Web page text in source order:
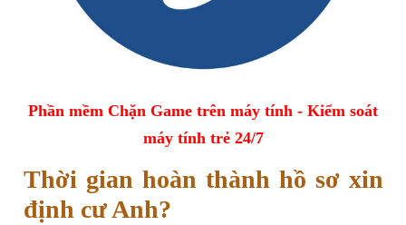
Phần mềm Chặn Game trên máy tính - Kiểm soát
máy tính trẻ 24/7
Thời gian hoàn thành hồ sơ xin
định cư Anh?